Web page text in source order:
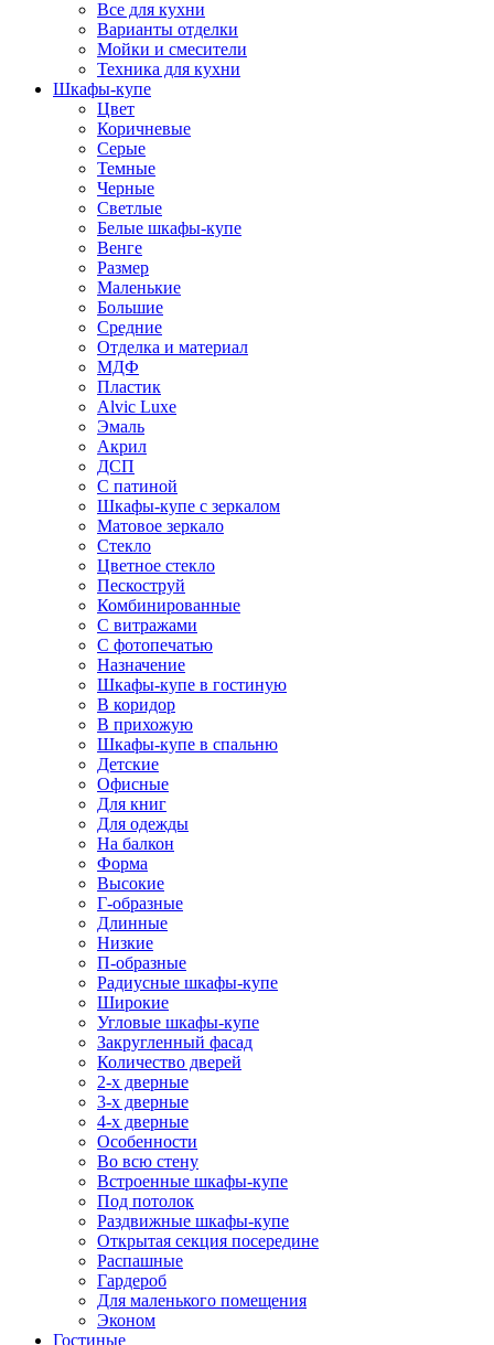
Все для кухни
Варианты отделки
Мойки и смесители
Техника для кухни
Шкафы-купе
Цвет
Коричневые
Серые
Темные
Черные
Светлые
Белые шкафы-купе
Венге
Размер
Маленькие
Большие
Средние
Отделка и материал
МДФ
Пластик
Alvic Luxe
Эмаль
Акрил
ДСП
С патиной
Шкафы-купе с зеркалом
Матовое зеркало
Стекло
Цветное стекло
Пескоструй
Комбинированные
С витражами
С фотопечатью
Назначение
Шкафы-купе в гостиную
В коридор
В прихожую
Шкафы-купе в спальню
Детские
Офисные
Для книг
Для одежды
На балкон
Форма
Высокие
Г-образные
Длинные
Низкие
П-образные
Радиусные шкафы-купе
Широкие
Угловые шкафы-купе
Закругленный фасад
Количество дверей
2-х дверные
3-х дверные
4-х дверные
Особенности
Во всю стену
Встроенные шкафы-купе
Под потолок
Раздвижные шкафы-купе
Открытая секция посередине
Распашные
Гардероб
Для маленького помещения
Эконом
Гостиные